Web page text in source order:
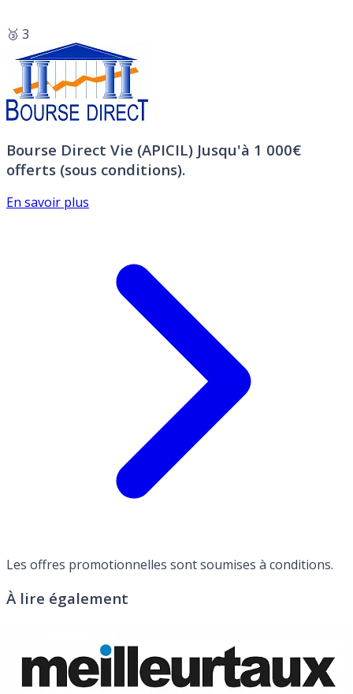
🥉 3
Bourse Direct Vie (APICIL) Jusqu'à 1 000€
offerts (sous conditions).
En savoir plus
Les offres promotionnelles sont soumises à conditions.
À lire également